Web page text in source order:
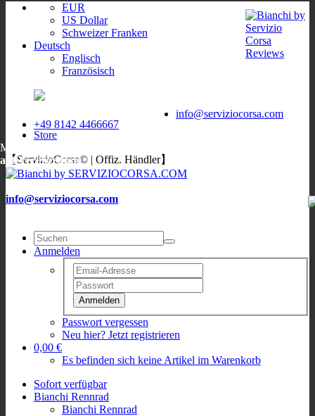
EUR
US Dollar
Schweizer Franken
Deutsch
Englisch
Französisch
info@serviziocorsa.com
+49 8142 4466667
Store
Mo, Di, Do, Fr:
auf Verabredung
【ServizioCorsa© | Offiz. Händler】
info@serviziocorsa.com
Anmelden
Anmelden
Passwort vergessen
Neu hier? Jetzt registrieren
0,00 €
Es befinden sich keine Artikel im Warenkorb
Sofort verfügbar
Bianchi Rennrad
Bianchi Rennrad